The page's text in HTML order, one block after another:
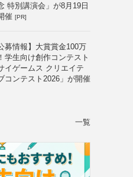
特別講演会」が8月19日
催 [PR]
募情報】大賞賞金100万
学生向け創作コンテスト
イゲームス クリエイテ
コンテスト2026」が開催
一覧